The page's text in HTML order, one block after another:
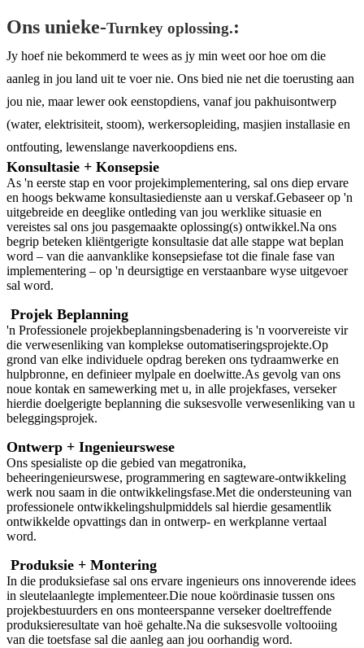
Ons unieke-Turnkey oplossing.:
Jy hoef nie bekommerd te wees as jy min weet oor hoe om die
aanleg in jou land uit te voer nie. Ons bied nie net die toerusting aan
jou nie, maar lewer ook eenstopdiens, vanaf jou pakhuisontwerp
(water, elektrisiteit, stoom), werkersopleiding, masjien installasie en
ontfouting, lewenslange naverkoopdiens ens.
Konsultasie + Konsepsie
As 'n eerste stap en voor projekimplementering, sal ons diep ervare
en hoogs bekwame konsultasiedienste aan u verskaf.Gebaseer op 'n
uitgebreide en deeglike ontleding van jou werklike situasie en
vereistes sal ons jou pasgemaakte oplossing(s) ontwikkel.Na ons
begrip beteken kliëntgerigte konsultasie dat alle stappe wat beplan
word – van die aanvanklike konsepsiefase tot die finale fase van
implementering – op 'n deursigtige en verstaanbare wyse uitgevoer
sal word.
Projek Beplanning
'n Professionele projekbeplanningsbenadering is 'n voorvereiste vir
die verwesenliking van komplekse outomatiseringsprojekte.Op
grond van elke individuele opdrag bereken ons tydraamwerke en
hulpbronne, en definieer mylpale en doelwitte.As gevolg van ons
noue kontak en samewerking met u, in alle projekfases, verseker
hierdie doelgerigte beplanning die suksesvolle verwesenliking van u
beleggingsprojek.
Ontwerp + Ingenieurswese
Ons spesialiste op die gebied van megatronika,
beheeringenieurswese, programmering en sagteware-ontwikkeling
werk nou saam in die ontwikkelingsfase.Met die ondersteuning van
professionele ontwikkelingshulpmiddels sal hierdie gesamentlik
ontwikkelde opvattings dan in ontwerp- en werkplanne vertaal
word.
Produksie + Montering
In die produksiefase sal ons ervare ingenieurs ons innoverende idees
in sleutelaanlegte implementeer.Die noue koördinasie tussen ons
projekbestuurders en ons monteerspanne verseker doeltreffende
produksieresultate van hoë gehalte.Na die suksesvolle voltooiing
van die toetsfase sal die aanleg aan jou oorhandig word.